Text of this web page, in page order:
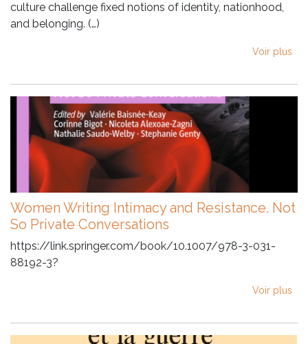
culture challenge fixed notions of identity, nationhood,
and belonging. (…)
Voir plus
Women Writing Intimacy and Resistance. Not
So Private Conversations
https://link.springer.com/book/10.1007/978-3-031-
88192-3?
Voir plus